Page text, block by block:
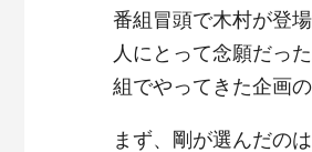
番組冒頭で木村が登
人にとって念願だっ
組でやってきた企画
まず、剛が選んだの